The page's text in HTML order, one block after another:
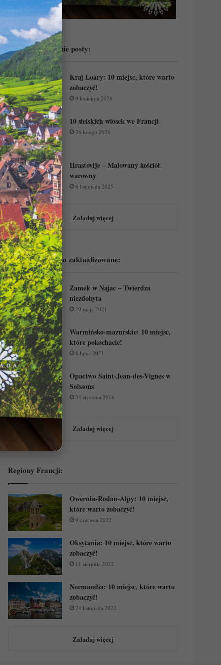
Przeczytaj ostatnie posty:
Kraj Loary: 10 miejsc, które warto
zobaczyć!
9 kwietnia 2026
10 sielskich wiosek we Francji
26 lutego 2026
Hrastovlje – Malowany kościół
warowny
6 listopada 2025
Załaduj więcej
Podejrzyj ostatnio zaktualizowane:
Zamek w Najac – Twierdza
niezdobyta
20 maja 2021
Warmińsko-mazurskie: 10 miejsc,
które pokochacie!
8 lipca 2021
Opactwo Saint-Jean-des-Vignes w
Soissons
24 stycznia 2016
Załaduj więcej
Regiony Francji:
Owernia-Rodan-Alpy: 10 miejsc,
które warto zobaczyć!
9 czerwca 2022
Oksytania: 10 miejsc, które warto
zobaczyć!
11 sierpnia 2022
Normandia: 10 miejsc, które warto
zobaczyć!
24 listopada 2022
Załaduj więcej